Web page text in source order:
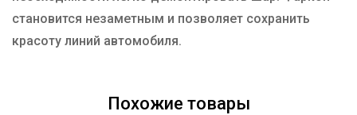
становится незаметным и позволяет сохранить
красоту линий автомобиля.
Похожие товары